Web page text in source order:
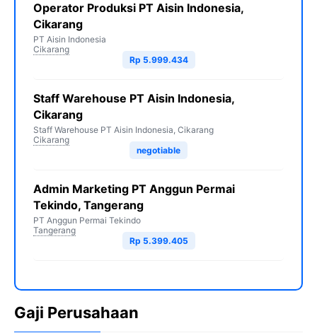
Operator Produksi PT Aisin Indonesia,
Cikarang
PT Aisin Indonesia
Cikarang
Rp 5.999.434
Staff Warehouse PT Aisin Indonesia,
Cikarang
Staff Warehouse PT Aisin Indonesia, Cikarang
Cikarang
negotiable
Admin Marketing PT Anggun Permai
Tekindo, Tangerang
PT Anggun Permai Tekindo
Tangerang
Rp 5.399.405
Gaji Perusahaan